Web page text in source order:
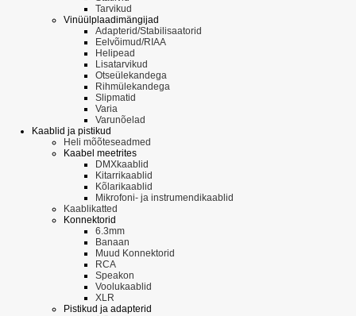
Tarvikud
Vinüülplaadimängijad
Adapterid/Stabilisaatorid
Eelvõimud/RIAA
Helipead
Lisatarvikud
Otseülekandega
Rihmülekandega
Slipmatid
Varia
Varunõelad
Kaablid ja pistikud
Heli mõõteseadmed
Kaabel meetrites
DMXkaablid
Kitarrikaablid
Kõlarikaablid
Mikrofoni- ja instrumendikaablid
Kaablikatted
Konnektorid
6.3mm
Banaan
Muud Konnektorid
RCA
Speakon
Voolukaablid
XLR
Pistikud ja adapterid